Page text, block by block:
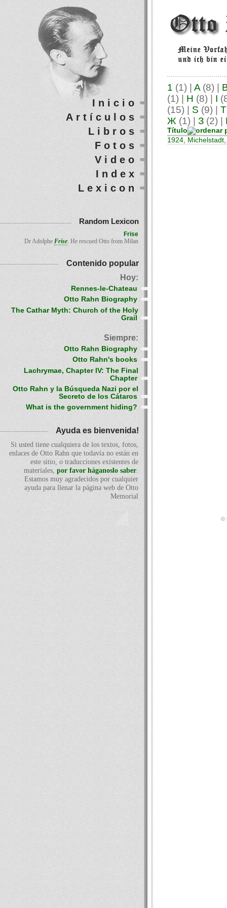
1 (1) A (8)
(1)
H (8) I
(15)
S (9) T
Ж (1) З (2)
Título
1924,
Inicio
Artículos
Libros
Fotos
Video
Index
Lexicon
Random Lexicon
Frise
Dr Adolphe Frise. He rescued Otto from Milan
Contenido popular
Hoy:
Rennes-le-Chateau
Otto Rahn Biography
The Cathar Myth: Church of the Holy
Grail
Siempre:
Otto Rahn Biography
Otto Rahn's books
Lachrymae, Chapter IV: The Final
Chapter
Otto Rahn y la Búsqueda Nazi por el
Secreto de los Cátaros
What is the government hiding?
Ayuda es bienvenida!
Si usted tiene cualquiera de los textos, fotos,
enlaces de Otto Rahn que todavía no están en
este sitio, o traducciones existentes de
materiales, por favor háganoslo saber.
Estamos muy agradecidos por cualquier
ayuda para llenar la página web de Otto
Memorial
©